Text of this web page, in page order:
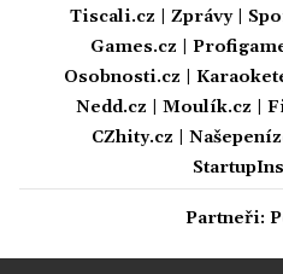
Tiscali.cz Zprávy|
Games.cz
Osobnosti.cz
Nedd.cz
Moulík.cz
CZhity.cz
Partneři: